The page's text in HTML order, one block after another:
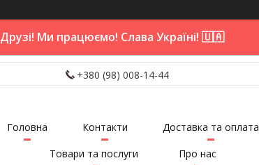
Друзі! Ми працюємо! Слава Україні! 🇺🇦
+380 (98) 008-14-44
Головна Контакти
Доставка та оплата
Товари та послуги
Про нас